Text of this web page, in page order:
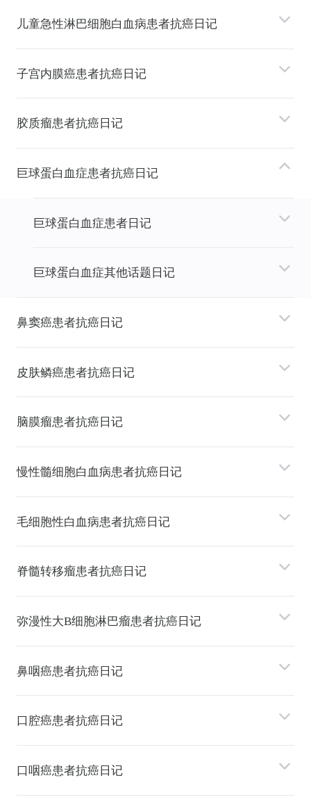
⼉童急性淋巴细胞⽩⾎病患者抗癌日记
⼦宫内膜癌患者抗癌日记
胶质瘤患者抗癌日记
巨球蛋⽩⾎症患者抗癌日记
巨球蛋⽩⾎症患者日记
巨球蛋⽩⾎症其他话题日记
⿐窦癌患者抗癌日记
⽪肤鳞癌患者抗癌日记
脑膜瘤患者抗癌日记
慢性髓细胞⽩⾎病患者抗癌日记
⽑细胞性⽩⾎病患者抗癌日记
脊髓转移瘤患者抗癌日记
弥漫性⼤B细胞淋巴瘤患者抗癌日记
⿐咽癌患者抗癌日记
⼝腔癌患者抗癌日记
⼝咽癌患者抗癌日记